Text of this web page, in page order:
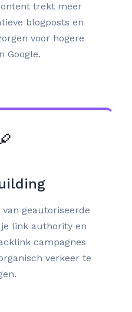
trekt meer
blogposts en
voor hogere
Google.
geautoriseerde
link authority en
campagnes
verkeer te